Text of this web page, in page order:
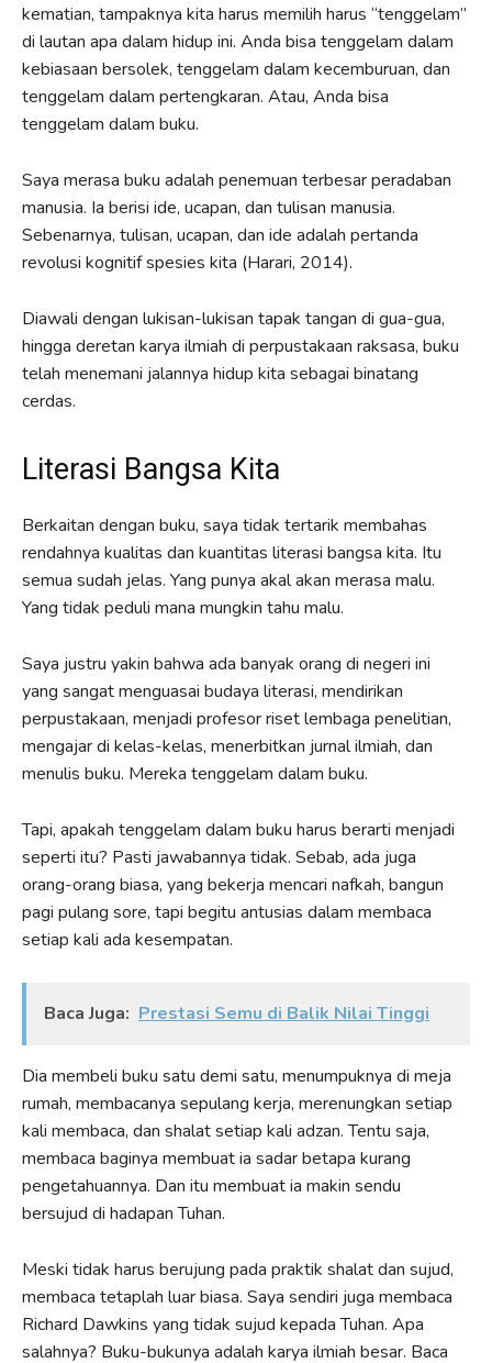
kematian, tampaknya kita harus memilih harus “tenggelam”
di lautan apa dalam hidup ini. Anda bisa tenggelam dalam
kebiasaan bersolek, tenggelam dalam kecemburuan, dan
tenggelam dalam pertengkaran. Atau, Anda bisa
tenggelam dalam buku.
Saya merasa buku adalah penemuan terbesar peradaban
manusia. Ia berisi ide, ucapan, dan tulisan manusia.
Sebenarnya, tulisan, ucapan, dan ide adalah pertanda
revolusi kognitif spesies kita (Harari, 2014).
Diawali dengan lukisan-lukisan tapak tangan di gua-gua,
hingga deretan karya ilmiah di perpustakaan raksasa, buku
telah menemani jalannya hidup kita sebagai binatang
cerdas.
Literasi Bangsa Kita
Berkaitan dengan buku, saya tidak tertarik membahas
rendahnya kualitas dan kuantitas literasi bangsa kita. Itu
semua sudah jelas. Yang punya akal akan merasa malu.
Yang tidak peduli mana mungkin tahu malu.
Saya justru yakin bahwa ada banyak orang di negeri ini
yang sangat menguasai budaya literasi, mendirikan
perpustakaan, menjadi profesor riset lembaga penelitian,
mengajar di kelas-kelas, menerbitkan jurnal ilmiah, dan
menulis buku. Mereka tenggelam dalam buku.
Tapi, apakah tenggelam dalam buku harus berarti menjadi
seperti itu? Pasti jawabannya tidak. Sebab, ada juga
orang-orang biasa, yang bekerja mencari nafkah, bangun
pagi pulang sore, tapi begitu antusias dalam membaca
setiap kali ada kesempatan.
Baca Juga: Prestasi Semu di Balik Nilai Tinggi
Dia membeli buku satu demi satu, menumpuknya di meja
rumah, membacanya sepulang kerja, merenungkan setiap
kali membaca, dan shalat setiap kali adzan. Tentu saja,
membaca baginya membuat ia sadar betapa kurang
pengetahuannya. Dan itu membuat ia makin sendu
bersujud di hadapan Tuhan.
Meski tidak harus berujung pada praktik shalat dan sujud,
membaca tetaplah luar biasa. Saya sendiri juga membaca
Richard Dawkins yang tidak sujud kepada Tuhan. Apa
salahnya? Buku-bukunya adalah karya ilmiah besar. Baca